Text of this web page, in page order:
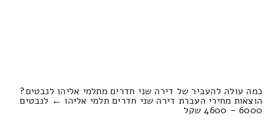
כמה עולה להעביר של דירה שני חדרים מתלמי אליהו לנבטים?
הוצאות מחירי העברת דירה שני חדרים תלמי אליהו ← לנבטים
6000 – 4600 שקל